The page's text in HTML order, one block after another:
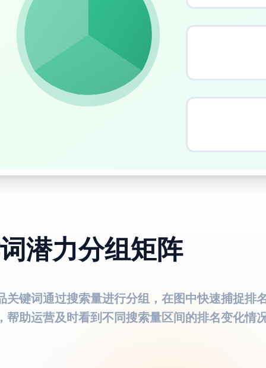
潜力分组矩阵
关键词通过搜索量进行分组，在图中快速捕捉排
帮助运营及时看到不同搜索量区间的排名变化情